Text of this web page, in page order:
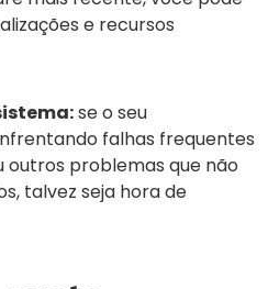
e recursos
se o seu
falhas frequentes
outros problemas que não
talvez seja hora de